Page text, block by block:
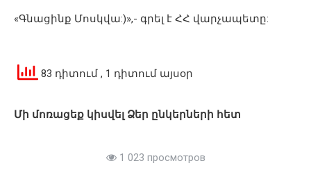
«Գնացինք Մոսկվա:)»,- գրել է ՀՀ վարչապետը:
83 դիտում , 1 դիտում այսօր
Մի մոռացեք կիսվել Ձեր ընկերների հետ
1 023 просмотров